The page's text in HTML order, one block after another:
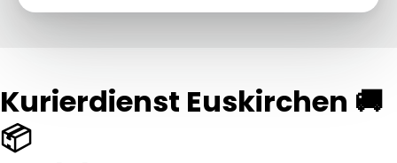
Kurierdienst Euskirchen 🚚
📦